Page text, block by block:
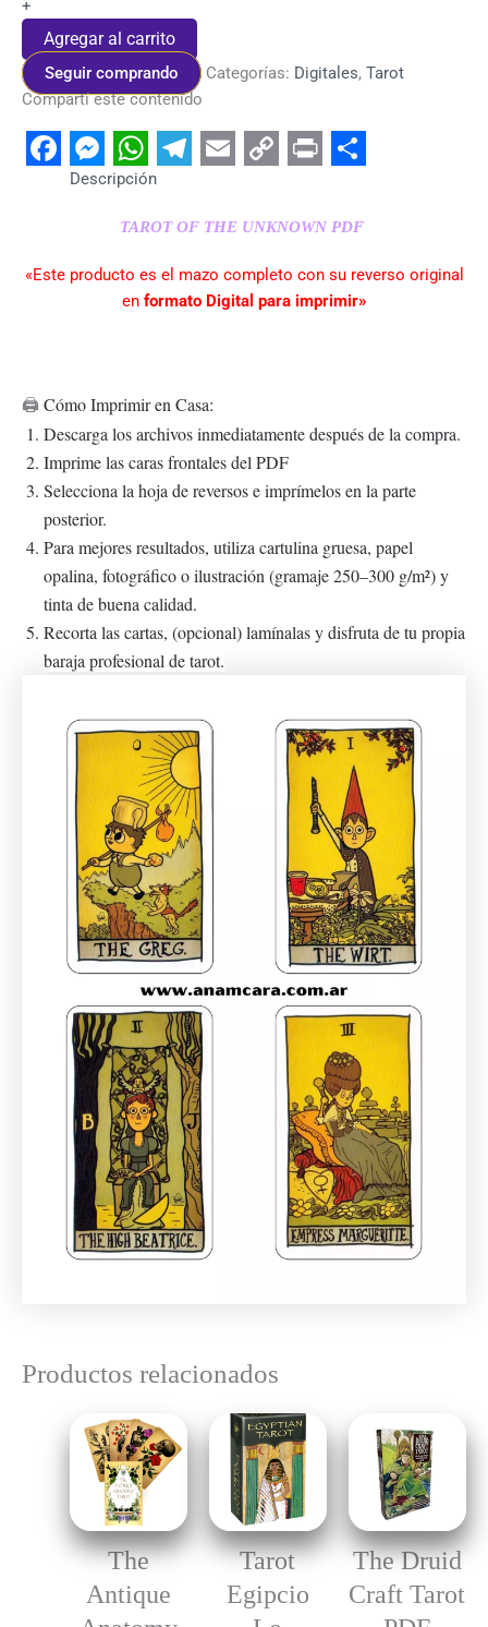
+
Agregar al carrito
Seguir comprando Categorías: Digitales, Tarot
Compartí este contenido
Facebook
Messenger
WhatsApp
Link
Descripción
TAROT OF THE UNKNOWN PDF
«Este producto es el mazo completo con su reverso original
enformato Digital para imprimir»
🖨️ Cómo Imprimir en Casa:
Descarga los archivos inmediatamente después de la compra.
Imprime las caras frontales del PDF
Selecciona la hoja de reversos e imprímelos en la parte
posterior.
Para mejores resultados, utiliza cartulina gruesa, papel
opalina, fotográfico o ilustración (gramaje 250–300 g/m²) y
tinta de buena calidad.
Recorta las cartas, (opcional) lamínalas y disfruta de tu propia
baraja profesional de tarot.
Productos relacionados
The
Antique
Tarot
Egipcio
The Druid
Craft Tarot